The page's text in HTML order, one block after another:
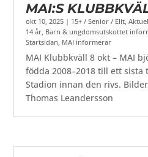
MAI:S
okt 10, 2025 | 15+ / Senior / Elit,
14 år, Barn & ungdomsutskottet
Startsidan, MAI informerar
MAI Klubbkväll 8 okt – MAI
födda 2008–2018 till ett
Stadion innan den rivs.
Thomas Leandersson